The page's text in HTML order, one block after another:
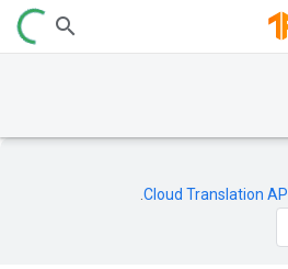
Cloud Translation API‏